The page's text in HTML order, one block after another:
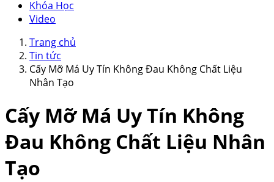
Khóa Học
Video
Trang chủ
Tin tức
Cấy Mỡ Má Uy Tín Không Đau Không Chất Liệu
Nhân Tạo
Cấy Mỡ Má Uy Tín Không
Đau Không Chất Liệu Nhân
Tạo